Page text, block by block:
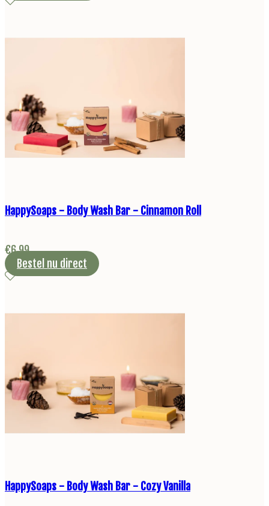
HappySoaps - Body Wash Bar - Cinnamon Roll
€6,99
Bestel nu direct
HappySoaps - Body Wash Bar - Cozy Vanilla